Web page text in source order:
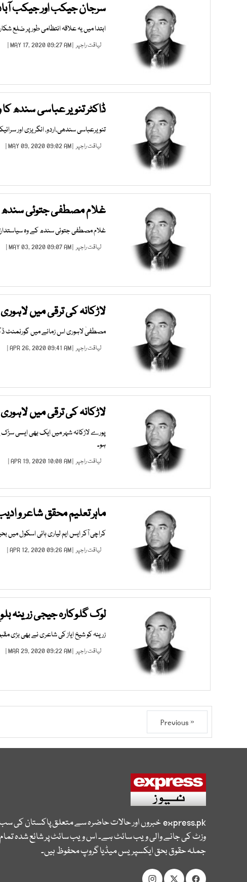
سرجان جیکب اور جیکب
ابتدا میں یہ علاقہ انتظامی طور پر ضلع
لیاقت راجپر | MAY 17, 2020 09:27 AM |
ڈاکٹر تنویر عباسی سندھ کا
تنویرعباسی سندھی،اردو، انگریزی اور
لیاقت راجپر | MAY 09, 2020 09:02 AM |
غلام مصطفی جتوئی سندھ
غلام مصطفی جتوئی سندھ کے وہ
لیاقت راجپر | MAY 03, 2020 09:07 AM |
لاڑکانہ کی ترقی میں
مصطفیٰ لاہوری اس زمانے میں گورنمنٹ
لیاقت راجپر | APR 26, 2020 09:41 AM |
لاڑکانہ کی ترقی میں
پورے لاڑکانہ شہر میں ایک بھی ایسی
ہو۔
لیاقت راجپر | APR 19, 2020 10:08 AM |
ماہر تعلیم محقق شاعر و
کراچی آکر ایس ایم لیاری ہائی اسکول میں
لیاقت راجپر | APR 12, 2020 09:26 AM |
لوک گلوکارہ جیجی زرینہ
زرینہ کو شیخ ایاز کی شاعری نے بھی بڑی
لیاقت راجپر | MAR 29, 2020 09:22 AM |
« Previous
express.pkخبروں اور حالات حاضرہ سے متعلق پاکستان کی
وزٹ کی جانے والی ویب سائٹ ہے۔ اس ویب سائٹ پر شائع شدہ
جملہ حقوق بحق ایکسپریس میڈیا گروپ محفوظ ہیں۔